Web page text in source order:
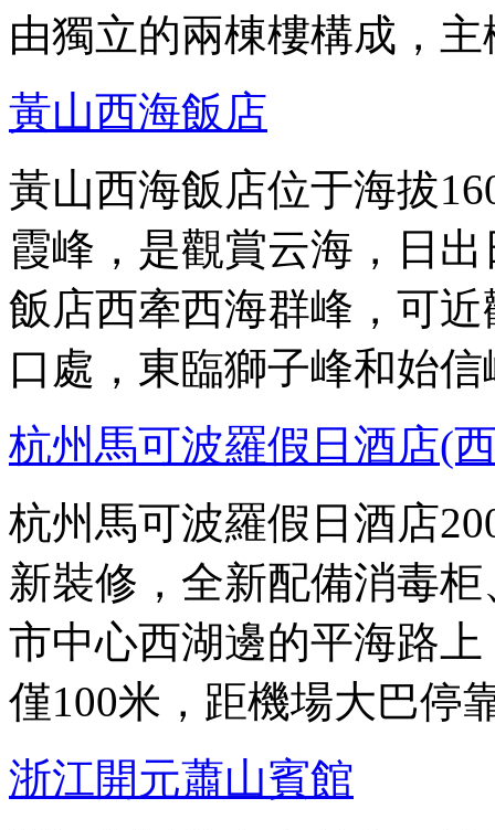
由獨立的兩棟樓構成，
黃山西海飯店
黃山西海飯店位于海拔
霞峰，是觀賞云海，日
飯店西牽西海群峰，可
口處，東臨獅子峰和始信
杭州馬可波羅假日酒店(
杭州馬可波羅假日酒店
新裝修，全新配備消毒
市中心西湖邊的平海路
僅100米，距機場大巴停
浙江開元蕭山賓館